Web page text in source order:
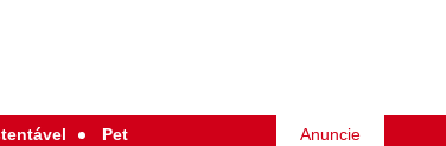
Pet Anuncie